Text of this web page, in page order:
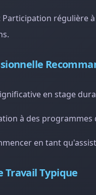
Participation régulière
en stage
à des
en tant
Travail Typique